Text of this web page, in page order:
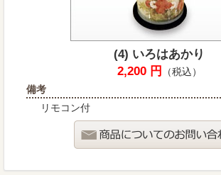
(4) いろはあかり
2,200 円
（税込）
備考
リモコン付